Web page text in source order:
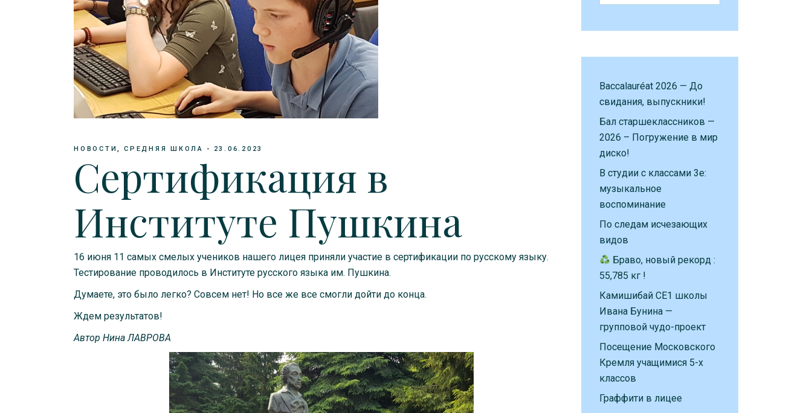
НОВОСТИ СРЕДНЯЯ ШКОЛА 23.06.2023
Сертификация в
Институте Пушкина
16 июня 11 самых смелых учеников нашего лицея приняли участие в сертификации по русскому языку.
Тестирование проводилось в Институте русского языка им. Пушкина.
Думаете, это было легко? Совсем нет! Но все же все смогли дойти до конца.
Ждем результатов!
Автор Нина ЛАВРОВА
Baccalauréat 2026 — До
свидания, выпускники!
Бал старшеклассников —
2026 – Погружение в мир
диско!
В студии с классами 3е:
музыкальное
воспоминание
По следам исчезающих
видов
Браво, новый рекорд :
55,785 кг !
Камишибай CE1 школы
Ивана Бунина —
групповой чудо-проект
Посещение Московского
Кремля учащимися 5-х
классов
Граффити в лицее